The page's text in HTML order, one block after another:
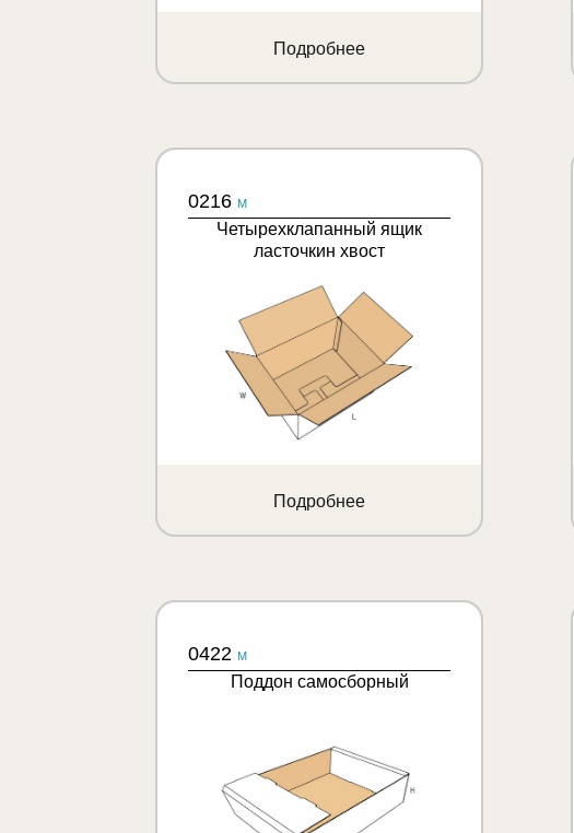
Подробнее
0216 M
Четырехклапанный ящик
ласточкин хвост
Подробнее
0422 M
Поддон самосборный